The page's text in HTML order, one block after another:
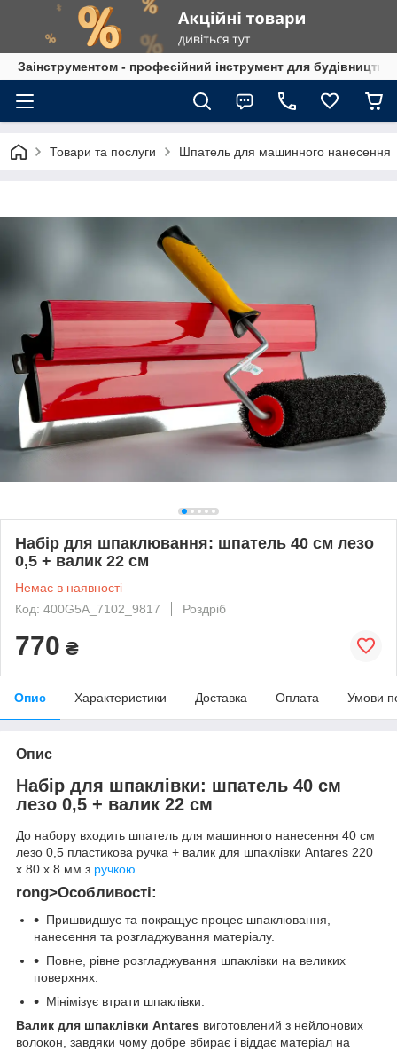
Заінструментом - професійний інструмент для
Товари та послуги Шпатель для машинного нанесення
Набір для шпаклювання: шпатель 40 см лезо
0,5 + валик 22 см
Немає в наявності
Код: 400G5A_7102_9817
Роздріб
770 ₴
Опис Характеристики Доставка Оплата Умови
Опис
Набір для шпаклівки: шпатель 40 см
лезо 0,5 + валик 22 см
До набору входить шпатель для машинного нанесення 40 см
лезо 0,5 пластикова ручка + валик для шпаклівки Antares 220
х 80 х 8 мм з ручкою
rong>Особливості:
Пришвидшує та покращує процес шпаклювання,
нанесення та розгладжування матеріалу.
Повне, рівне розгладжування шпаклівки на великих
поверхнях.
Мінімізує втрати шпаклівки.
Валик для шпаклівки Antares виготовлений з нейлонових
волокон, завдяки чому добре вбирає і віддає матеріал на